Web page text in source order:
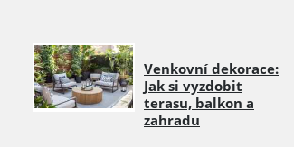
Venkovní dekorace:
Jak si vyzdobit
terasu, balkon a
zahradu